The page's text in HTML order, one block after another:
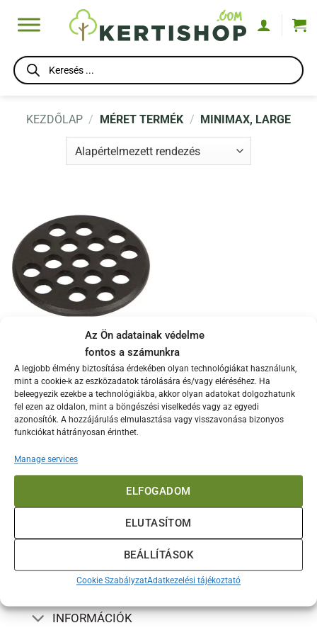
Az Ön adatainak védelme
fontos a számunkra
A legjobb élmény biztosítása érdekében olyan technológiákat használunk,
mint a cookie-k az eszközadatok tárolására és/vagy eléréséhez. Ha
beleegyezik ezekbe a technológiákba, akkor olyan adatokat dolgozhatunk
fel ezen az oldalon, mint a böngészési viselkedés vagy az egyedi
azonosítók. A hozzájárulás elmulasztása vagy visszavonása bizonyos
funkciókat hátrányosan érinthet.
Manage services
ELFOGADOM
ELUTASÍTOM
BEÁLLÍTÁSOK
Cookie SzabályzatAdatkezelési tájékoztató
Products
search
KEZDŐLAP / MÉRET TERMÉK / MINIMAX, LARGE
Öntöttvas rostély
13.000Ft – 70.000FtÁrtartomány:
13.000 Ft
-
70.000 Ft
OPCIÓK VÁLASZTÁSA
Ennek
a
a
termékoldalon
választhatók
ki
TERMÉKEK
INFORMÁCIÓK